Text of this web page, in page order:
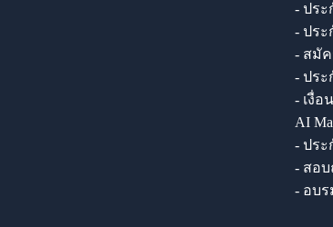
- ปร
- ประ
- สมั
- ประ
- เงื่อ
AI
- ปร
- สอ
- อบ